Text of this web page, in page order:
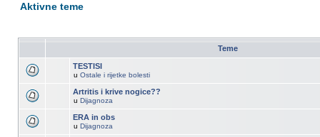
Aktivne teme
Teme
TESTISI
u Ostale i rijetke bolesti
Artritis i krive nogice??
u Dijagnoza
ERA in obs
u Dijagnoza